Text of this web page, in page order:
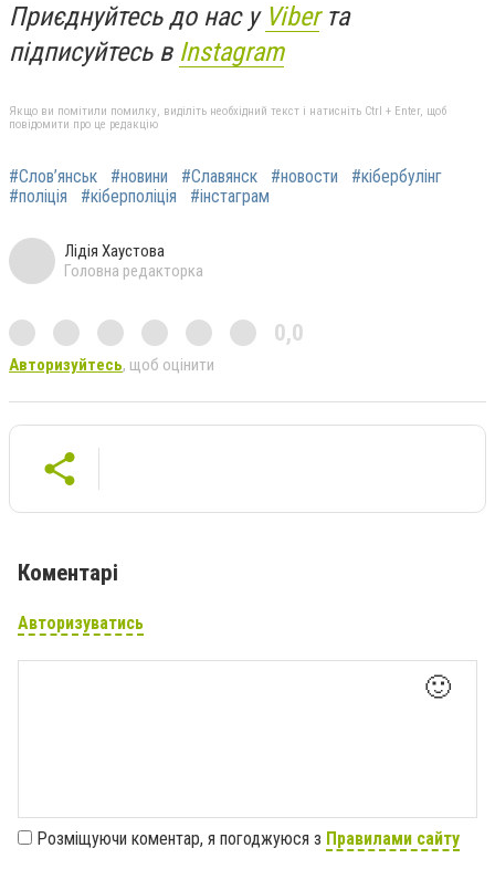
Приєднуйтесь до нас у Viberта
підписуйтесь в Instagram
Якщо ви помітили помилку, виділіть необхідний текст і натисніть Ctrl + Enter, щоб
повідомити про це редакцію
#Слов’янськ #новини #Славянск #новости
#кібербулінг
#поліція
#кіберполіція #інстаграм
Лідія Хаустова
Головна редакторка
0,0
Авторизуйтесь, щоб оцінити
Коментарі
Авторизуватись
🙂
Розміщуючи коментар, я погоджуюся з Правилами сайту